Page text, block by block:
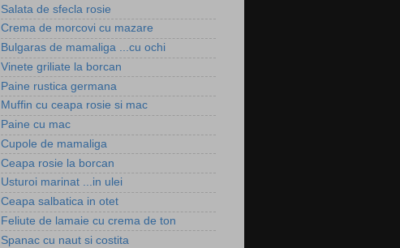
Salata de sfecla rosie
Crema de morcovi cu mazare
Bulgaras de mamaliga ...cu ochi
Vinete griliate la borcan
Paine rustica germana
Muffin cu ceapa rosie si mac
Paine cu mac
Cupole de mamaliga
Ceapa rosie la borcan
Usturoi marinat ...in ulei
Ceapa salbatica in otet
Feliute de lamaie cu crema de ton
Spanac cu naut si costita